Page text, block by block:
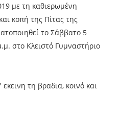
με τη καθιερωμένη
κοπή της Πίτας της
το Σάββατο 5
στο Κλειστό Γυμναστήριο
τη βραδια, κοινό και